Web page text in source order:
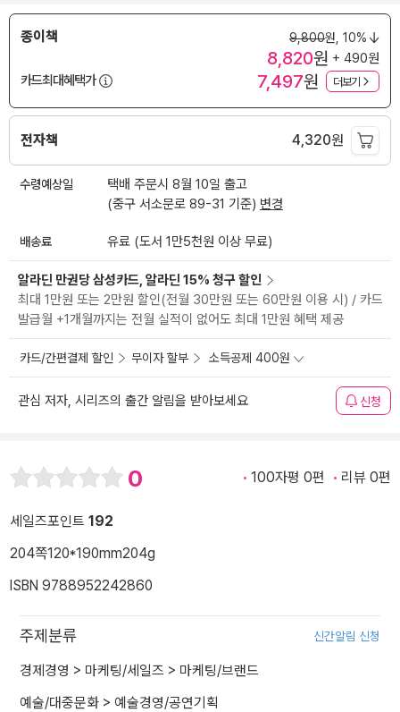
종이책 9,800원, 10%
8,820원 + 490원
카드최대혜택가
7,497원 더보기
전자책 4,320원
수령예상일
택배 주문시 8월 10일 출고
(중구 서소문로 89-31 기준) 변경
배송료 유료 (도서 1만5천원 이상 무료)
알라딘 만권당 삼성카드, 알라딘 15% 청구 할인
최대 1만원 또는 2만원 할인(전월 30만원 또는 60만원 이용 시) / 카드
발급월 +1개월까지는 전월 실적이 없어도 최대 1만원 혜택 제공
카드/간편결제 할인 무이자 할부 소득공제 400원
관심 저자, 시리즈의 출간 알림을 받아보세요 신청
0 100자평 0편 리뷰 0편
세일즈포인트 192
204쪽120*190mm204g
ISBN 9788952242860
주제분류 신간알림 신청
경제경영 > 마케팅/세일즈 > 마케팅/브랜드
예술/대중문화 > 예술경영/공연기획